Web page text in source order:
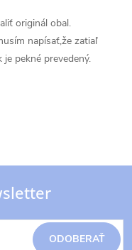
originál obal.
napísať,že zatiaľ
pekné prevedený.
ODOBERAŤ